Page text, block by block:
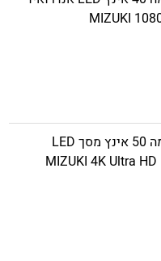
טלוויזיה חכמה 50 אינץ מסך LED